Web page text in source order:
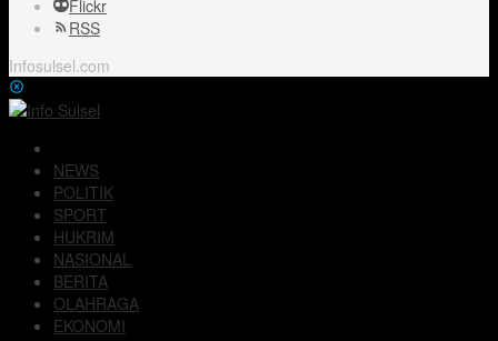
Flickr
RSS
Infosulsel.com
NEWS
POLITIK
SPORT
HUKRIM
NASIONAL
BERITA
OLAHRAGA
EKONOMI